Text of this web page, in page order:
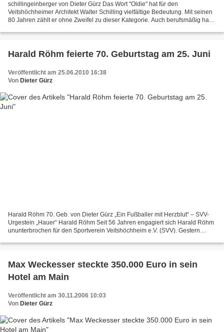
schillingeinberger von Dieter Gürz Das Wort "Oldie" hat für den
Veitshöchheimer Architekt Walter Schilling vielfältige Bedeutung. Mit seinen
80 Jahren zählt er ohne Zweifel zu dieser Kategorie. Auch berufsmäßig hat
Harald Röhm feierte 70. Geburtstag am 25. Juni
Veröffentlicht am 25.06.2010 16:38
Von Dieter Gürz
Harald Röhm 70. Geb. von Dieter Gürz „Ein Fußballer mit Herzblut“ – SVV-
Urgestein „Hauer“ Harald Röhm Seit 56 Jahren engagiert sich Harald Röhm
ununterbrochen für den Sportverein Veitshöchheim e.V. (SVV). Gestern
Max Weckesser steckte 350.000 Euro in sein
Hotel am Main
Veröffentlicht am 30.11.2006 10:03
Von Dieter Gürz